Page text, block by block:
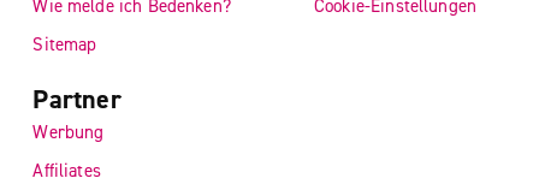
Wie melde ich Bedenken?
Sitemap
Cookie-Einstellungen
Partner
Werbung
Affiliates